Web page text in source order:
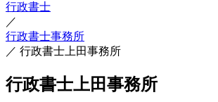
行政書士
／
行政書士事務所
／ 行政書士上田事務所
行政書士上田事務所